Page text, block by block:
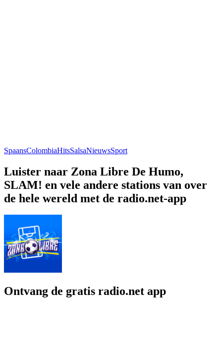
SpaansColombiaHitsSalsaNieuwsSport
Luister naar Zona Libre De Humo,
SLAM! en vele andere stations van over
de hele wereld met de radio.net-app
Ontvang de gratis radio.net app